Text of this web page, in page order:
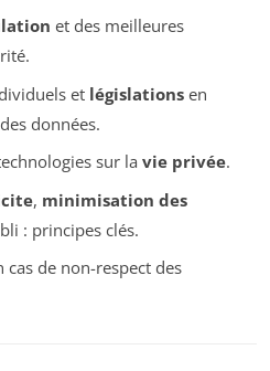
et des meilleures
et législationsen
données.
sur la vie privée.
, minimisation des
: principes clés.
cas de non-respect des